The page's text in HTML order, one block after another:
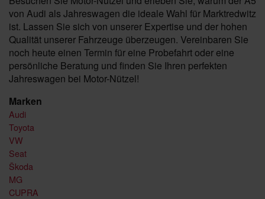
von Audi als Jahreswagen die ideale Wahl für Marktredwitz
ist. Lassen Sie sich von unserer Expertise und der hohen
Qualität unserer Fahrzeuge überzeugen. Vereinbaren Sie
noch heute einen Termin für eine Probefahrt oder eine
persönliche Beratung und finden Sie Ihren perfekten
Jahreswagen bei Motor-Nützel!
Marken
Audi
Toyota
VW
Seat
Škoda
MG
CUPRA